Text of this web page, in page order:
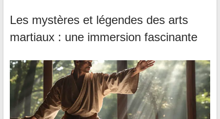
Les mystères et légendes des arts
martiaux : une immersion fascinante